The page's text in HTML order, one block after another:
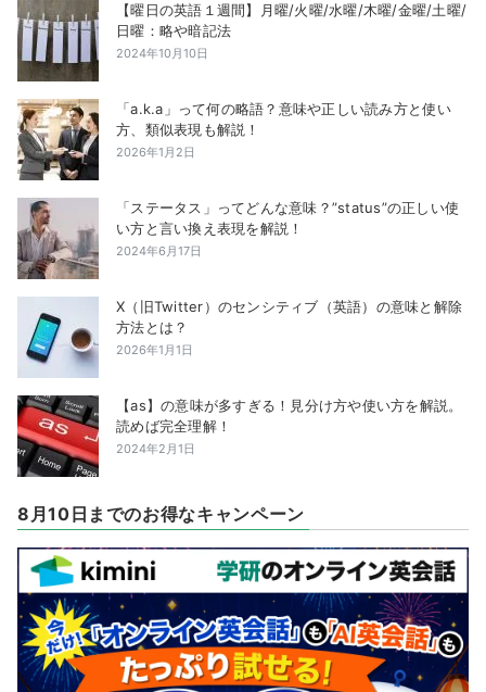
【曜日の英語１週間】月曜/火曜/水曜/木曜/金曜/土曜/
日曜：略や暗記法
2024年10月10日
「a.k.a」って何の略語？意味や正しい読み方と使い
方、類似表現も解説！
2026年1月2日
「ステータス」ってどんな意味？”status”の正しい使
い方と言い換え表現を解説！
2024年6月17日
X（旧Twitter）のセンシティブ（英語）の意味と解除
方法とは？
2026年1月1日
【as】の意味が多すぎる！見分け方や使い方を解説。
読めば完全理解！
2024年2月1日
8月10日までのお得なキャンペーン